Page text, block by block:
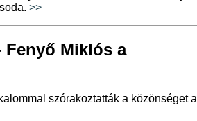
>>
Miklós a
szórakoztatták a közönséget a